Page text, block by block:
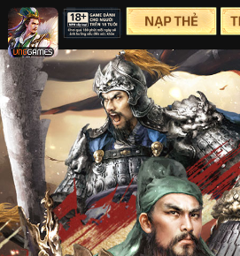
Lên Đầu Trang
Trang chủ
Tin tức
Sự Kiện
Group